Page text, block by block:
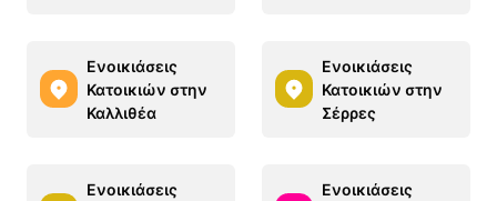
Ενοικιάσεις
Κατοικιών στην
Καλλιθέα
Ενοικιάσεις
Κατοικιών στην
Σέρρες
Ενοικιάσεις
Ενοικιάσεις